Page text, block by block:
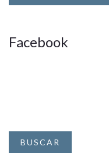
Facebook
BUSCAR